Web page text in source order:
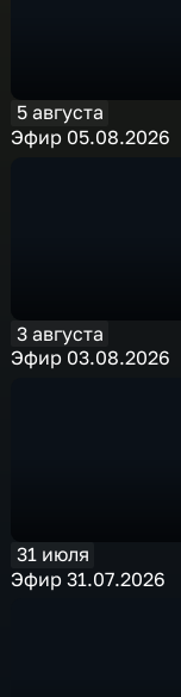
5 августа
Эфир 05.08.2026
3 августа
Эфир 03.08.2026
31 июля
Эфир 31.07.2026